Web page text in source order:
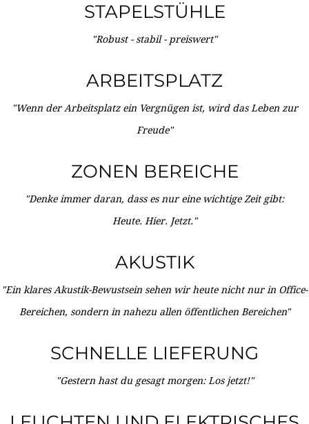
STAPELSTÜHLE
"Robust - stabil - preiswert"
ARBEITSPLATZ
"Wenn der Arbeitsplatz ein Vergnügen ist, wird das Leben zur
Freude"
ZONEN BEREICHE
"Denke immer daran, dass es nur eine wichtige Zeit gibt:
Heute. Hier. Jetzt."
AKUSTIK
"Ein klares Akustik-Bewustsein sehen wir heute nicht nur in Office-
Bereichen, sondern in nahezu allen öffentlichen Bereichen"
SCHNELLE LIEFERUNG
"Gestern hast du gesagt morgen: Los jetzt!"